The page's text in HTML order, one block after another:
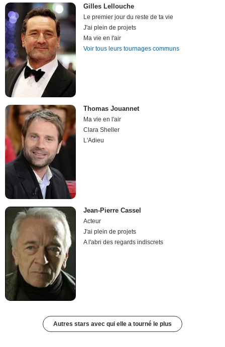
Gilles Lellouche
Le premier jour du reste de ta vie
J'ai plein de projets
Ma vie en l'air
Voir tous leurs tournages communs
Thomas Jouannet
Ma vie en l'air
Clara Sheller
L'Adieu
Jean-Pierre Cassel
Acteur
J'ai plein de projets
A l'abri des regards indiscrets
Autres stars avec qui elle a tourné le plus